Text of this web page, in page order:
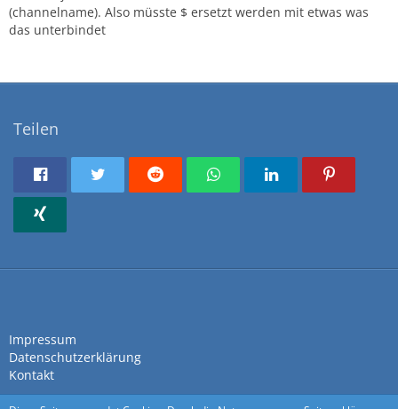
(channelname). Also müsste $ ersetzt werden mit etwas was
das unterbindet
Teilen
Impressum
Datenschutzerklärung
Kontakt